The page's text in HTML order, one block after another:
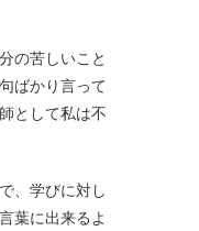
の苦しいこと
ばかり言って
として私は不
、学びに対し
葉に出来るよ